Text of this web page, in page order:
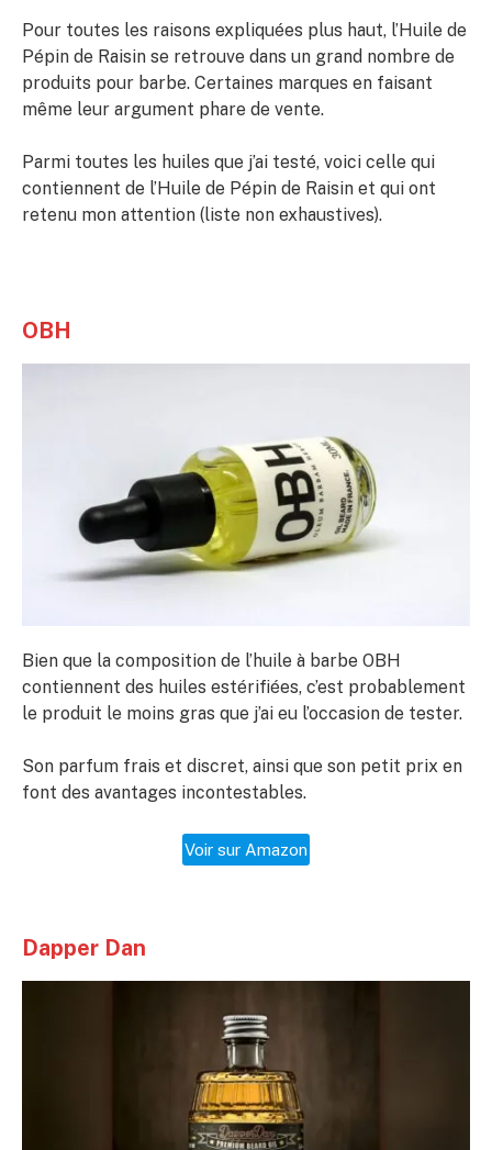
Pour toutes les raisons expliquées plus haut, l’Huile de
Pépin de Raisin se retrouve dans un grand nombre de
produits pour barbe. Certaines marques en faisant
même leur argument phare de vente.
Parmi toutes les huiles que j’ai testé, voici celle qui
contiennent de l’Huile de Pépin de Raisin et qui ont
retenu mon attention (liste non exhaustives).
OBH
Bien que la composition de l’huile à barbe OBH
contiennent des huiles estérifiées, c’est probablement
le produit le moins gras que j’ai eu l’occasion de tester.
Son parfum frais et discret, ainsi que son petit prix en
font des avantages incontestables.
Voir sur Amazon
Dapper Dan